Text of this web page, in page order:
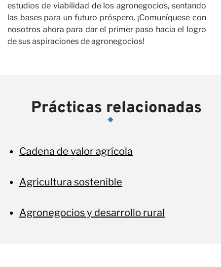
estudios de viabilidad de los agronegocios, sentando
las bases para un futuro próspero. ¡Comuníquese con
nosotros ahora para dar el primer paso hacia el logro
de sus aspiraciones de agronegocios!
Prácticas relacionadas
Cadena de valor agrícola
Agricultura sostenible
Agronegocios y desarrollo rural